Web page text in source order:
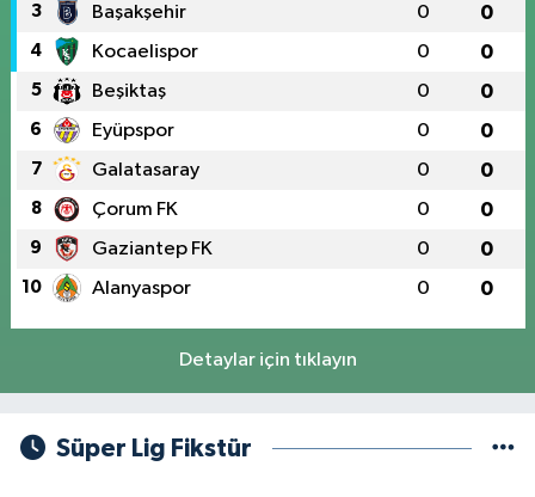
3 Başakşehir 0 0
4 Kocaelispor 0 0
5 Beşiktaş 0 0
6 Eyüpspor 0 0
7 Galatasaray 0 0
8 Çorum FK 0 0
9 Gaziantep FK 0 0
10 Alanyaspor 0 0
Detaylar için tıklayın
Süper Lig Fikstür